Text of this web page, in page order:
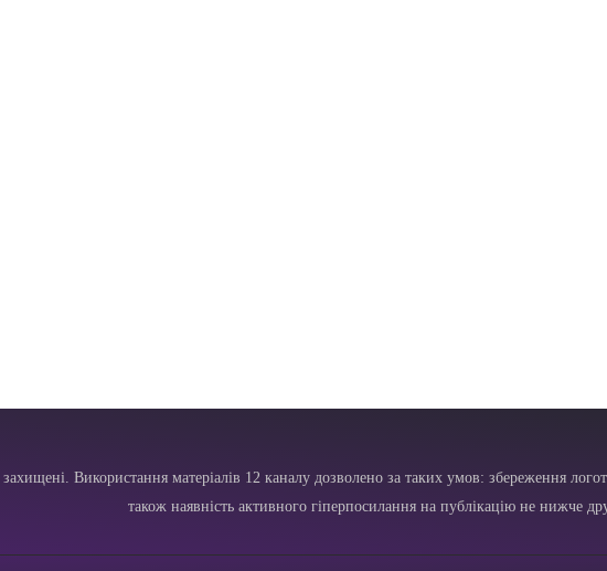
Використання матеріалів 12 каналу дозволено за таких умов: збереження
також наявність активного гіперпосилання на публікацію не нижче